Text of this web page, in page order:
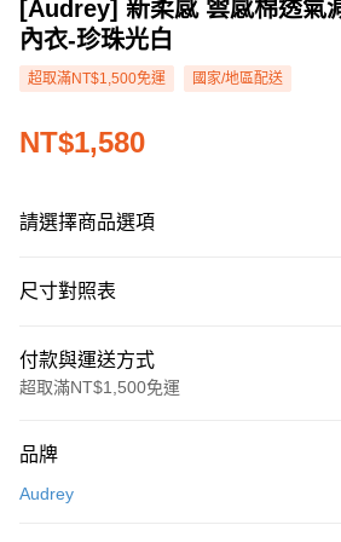
[Audrey] 新柔感 雲感棉透氣
內衣-珍珠光白
超取滿NT$1,500免運 國家/地區配送
NT$1,580
請選擇商品選項
尺寸對照表
付款與運送方式
超取滿NT$1,500免運
信用卡一次付款
品牌
Audrey